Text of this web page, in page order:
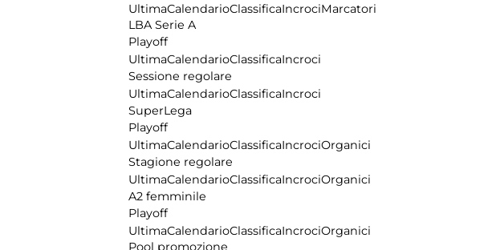
UltimaCalendarioClassificaIncrociMarcatori
LBA Serie A
Playoff
UltimaCalendarioClassificaIncroci
Sessione regolare
UltimaCalendarioClassificaIncroci
SuperLega
Playoff
UltimaCalendarioClassificaIncrociOrganici
Stagione regolare
UltimaCalendarioClassificaIncrociOrganici
A2 femminile
Playoff
UltimaCalendarioClassificaIncrociOrganici
Pool promozione